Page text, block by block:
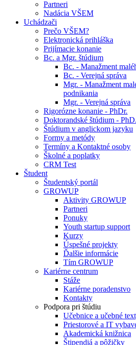
Partneri
Nadácia VŠEM
Uchádzači
Prečo VŠEM?
Elektronická prihláška
Prijímacie konanie
Bc. a Mgr. štúdium
Bc. - Manažment
Bc. - Verejná správa
Mgr. - Manažment
podnikania
Mgr. - Verejná správa
Rigorózne konanie - PhDr.
Doktorandské štúdium - PhD.
Štúdium v anglickom jazyku
Formy a metódy
Termíny a Kontaktné osoby
Školné a poplatky
CRM Test
Študent
Študentský portál
GROWUP
Aktivity GROWUP
Partneri
Ponuky
Youth startup support
Kurzy
Úspešné projekty
Ďalšie informácie
Tím GROWUP
Kariérne centrum
Stáže
Kariérne poradenstvo
Kontakty
Podpora pri štúdiu
Učebnice a učebné
Priestorové a IT
Akademická knižnica
Štipendiá a pôžičky